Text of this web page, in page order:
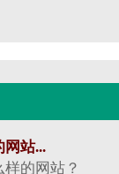
网站...
的网站？